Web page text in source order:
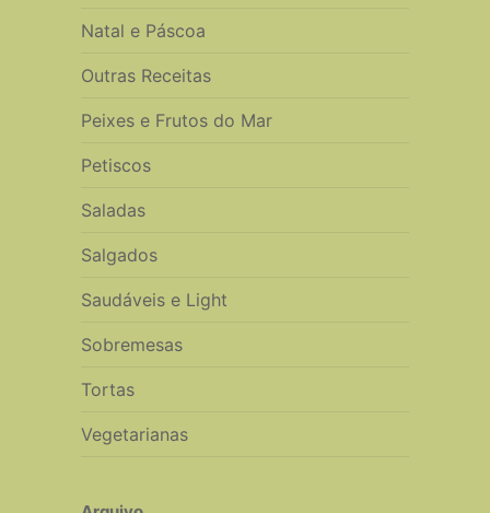
Natal e Páscoa
Outras Receitas
Peixes e Frutos do Mar
Petiscos
Saladas
Salgados
Saudáveis e Light
Sobremesas
Tortas
Vegetarianas